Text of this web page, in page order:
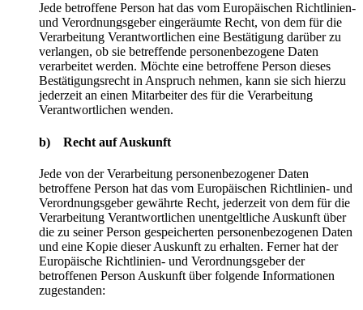
Jede betroffene Person hat das vom Europäischen Richtlinien-
und Verordnungsgeber eingeräumte Recht, von dem für die
Verarbeitung Verantwortlichen eine Bestätigung darüber zu
verlangen, ob sie betreffende personenbezogene Daten
verarbeitet werden. Möchte eine betroffene Person dieses
Bestätigungsrecht in Anspruch nehmen, kann sie sich hierzu
jederzeit an einen Mitarbeiter des für die Verarbeitung
Verantwortlichen wenden.
b) Recht auf Auskunft
Jede von der Verarbeitung personenbezogener Daten
betroffene Person hat das vom Europäischen Richtlinien- und
Verordnungsgeber gewährte Recht, jederzeit von dem für die
Verarbeitung Verantwortlichen unentgeltliche Auskunft über
die zu seiner Person gespeicherten personenbezogenen Daten
und eine Kopie dieser Auskunft zu erhalten. Ferner hat der
Europäische Richtlinien- und Verordnungsgeber der
betroffenen Person Auskunft über folgende Informationen
zugestanden: